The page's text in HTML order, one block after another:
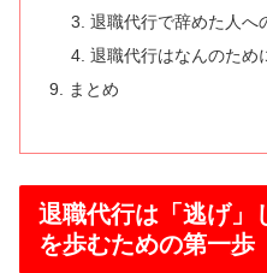
退職代行で辞めた人へ
退職代行はなんのため
まとめ
退職代行は「逃げ」
を歩むための第一歩